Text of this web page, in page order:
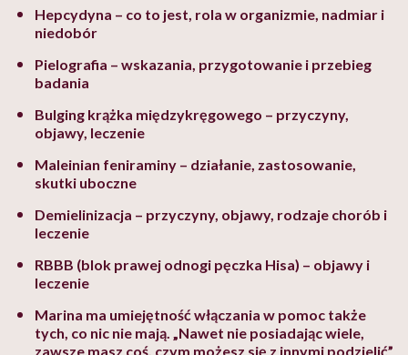
Hepcydyna – co to jest, rola w organizmie, nadmiar i
niedobór
Pielografia – wskazania, przygotowanie i przebieg
badania
Bulging krążka międzykręgowego – przyczyny,
objawy, leczenie
Maleinian feniraminy – działanie, zastosowanie,
skutki uboczne
Demielinizacja – przyczyny, objawy, rodzaje chorób i
leczenie
RBBB (blok prawej odnogi pęczka Hisa) – objawy i
leczenie
Marina ma umiejętność włączania w pomoc także
tych, co nic nie mają. „Nawet nie posiadając wiele,
zawsze masz coś, czym możesz się z innymi podzielić”